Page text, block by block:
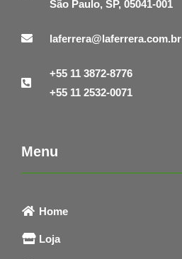
São Paulo, SP, 05041-001
laferrera@laferrera.com.br
+55 11 3872-8776
+55 11 2532-0071
Menu
Home
Loja